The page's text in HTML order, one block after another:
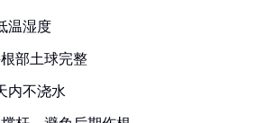
温湿度
部土球完整
内不浇水